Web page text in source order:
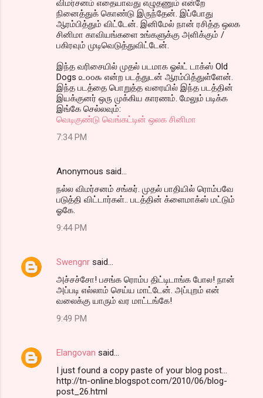
விமர்சனம் எதையாவது எழுதணும் என்றே
நினைத்துக் கொண்டு இருந்தேன். இப்போது
ஆரம்பித்தும் விட்டேன். இனிமேல் நான் ரசித்த ஒலக
சினிமா காவியங்களை உங்களுக்கு அளிக்கும் /
பகிரவும் முடிவெடுத்துவிட்டேன்.
இந்த வரிசையில் முதல் படமாக ஓல்ட் டாக்ஸ் Old
Dogs ௨௦௦௯ என்ற படத்துடன் ஆரம்பித்துள்ளேன்.
இந்த படத்தை பொறுத்த வரையில் இந்த படத்தின்
இயக்குனர் ஒரு முக்கிய காரணம். மேலும் படிக்க
இங்கே செல்லவும்:
வெடிகுண்டு வெங்கட்டின் ஒலக சினிமா
7:34 PM
Anonymous said…
நல்ல விமர்சனம் சங்கர். முதல் பாதியில் ரொம்பவே
படுத்தி விட்டார்கள்.. படத்தின் க்ளைமாக்ஸ் மட்டும்
ஓகே.
9:44 PM
Swengnr said…
அச்சச்சோ! பசங்க ரொம்ப திட்டிடாங்க போல! நான்
அப்படி எல்லாம் செய்ய மாட்டேன். அப்புறம் என்
வலைக்கு யாரும் வர மாட்டங்கே!
9:49 PM
Elangovan said…
I just found a copy paste of your blog post...
http://tn-online.blogspot.com/2010/06/blog-
post_26.html